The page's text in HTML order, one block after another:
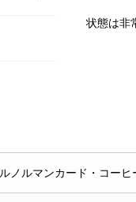
状態は非
ルノルマンカード・コーヒ